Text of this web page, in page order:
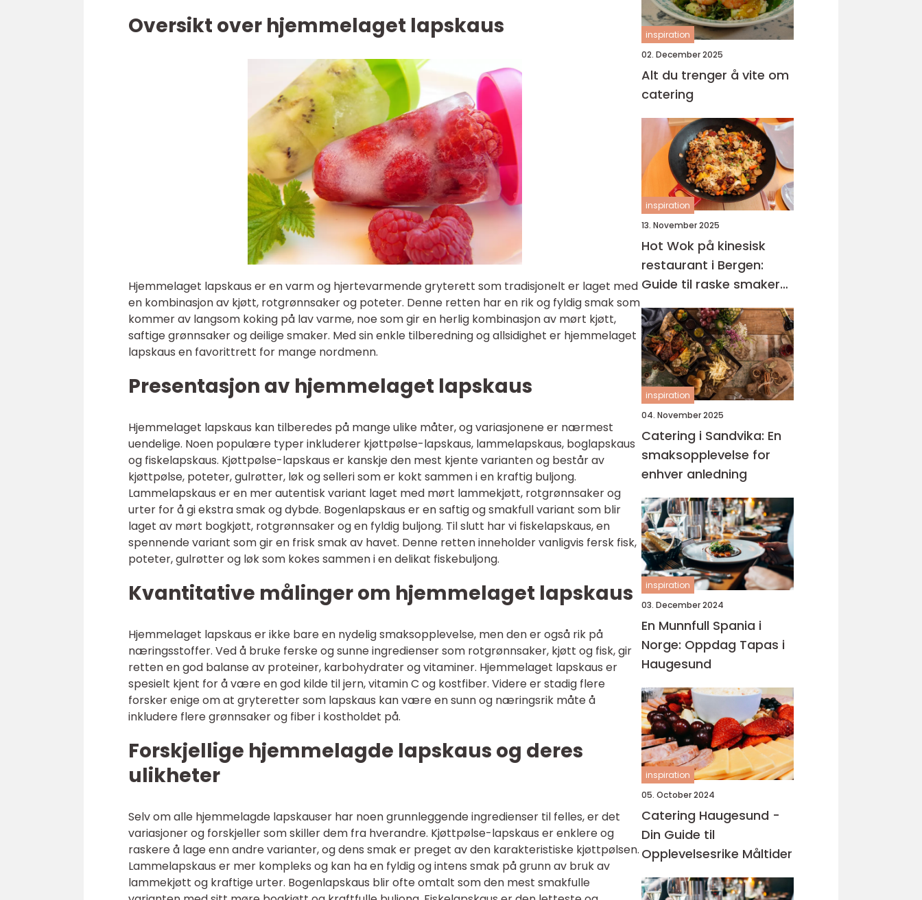
Oversikt over hjemmelaget lapskaus
Hjemmelaget lapskaus er en varm og hjertevarmende gryterett som tradisjonelt er laget med
en kombinasjon av kjøtt, rotgrønnsaker og poteter. Denne retten har en rik og fyldig smak som
kommer av langsom koking på lav varme, noe som gir en herlig kombinasjon av mørt kjøtt,
saftige grønnsaker og deilige smaker. Med sin enkle tilberedning og allsidighet er hjemmelaget
lapskaus en favorittrett for mange nordmenn.
Presentasjon av hjemmelaget lapskaus
Hjemmelaget lapskaus kan tilberedes på mange ulike måter, og variasjonene er nærmest
uendelige. Noen populære typer inkluderer kjøttpølse-lapskaus, lammelapskaus, boglapskaus
og fiskelapskaus. Kjøttpølse-lapskaus er kanskje den mest kjente varianten og består av
kjøttpølse, poteter, gulrøtter, løk og selleri som er kokt sammen i en kraftig buljong.
Lammelapskaus er en mer autentisk variant laget med mørt lammekjøtt, rotgrønnsaker og
urter for å gi ekstra smak og dybde. Bogenlapskaus er en saftig og smakfull variant som blir
laget av mørt bogkjøtt, rotgrønnsaker og en fyldig buljong. Til slutt har vi fiskelapskaus, en
spennende variant som gir en frisk smak av havet. Denne retten inneholder vanligvis fersk fisk,
poteter, gulrøtter og løk som kokes sammen i en delikat fiskebuljong.
Kvantitative målinger om hjemmelaget lapskaus
Hjemmelaget lapskaus er ikke bare en nydelig smaksopplevelse, men den er også rik på
næringsstoffer. Ved å bruke ferske og sunne ingredienser som rotgrønnsaker, kjøtt og fisk, gir
retten en god balanse av proteiner, karbohydrater og vitaminer. Hjemmelaget lapskaus er
spesielt kjent for å være en god kilde til jern, vitamin C og kostfiber. Videre er stadig flere
forsker enige om at gryteretter som lapskaus kan være en sunn og næringsrik måte å
inkludere flere grønnsaker og fiber i kostholdet på.
Forskjellige hjemmelagde lapskaus og deres
ulikheter
Selv om alle hjemmelagde lapskauser har noen grunnleggende ingredienser til felles, er det
variasjoner og forskjeller som skiller dem fra hverandre. Kjøttpølse-lapskaus er enklere og
raskere å lage enn andre varianter, og dens smak er preget av den karakteristiske kjøttpølsen.
Lammelapskaus er mer kompleks og kan ha en fyldig og intens smak på grunn av bruk av
lammekjøtt og kraftige urter. Bogenlapskaus blir ofte omtalt som den mest smakfulle
inspiration
02. December 2025
Alt du trenger å vite om
catering
inspiration
13. November 2025
Hot Wok på kinesisk
restaurant i Bergen:
Guide til raske smaker
på Sotra
inspiration
04. November 2025
Catering i Sandvika: En
smaksopplevelse for
enhver anledning
inspiration
03. December 2024
En Munnfull Spania i
Norge: Oppdag Tapas i
Haugesund
inspiration
05. October 2024
Catering Haugesund -
Din Guide til
Opplevelsesrike Måltider